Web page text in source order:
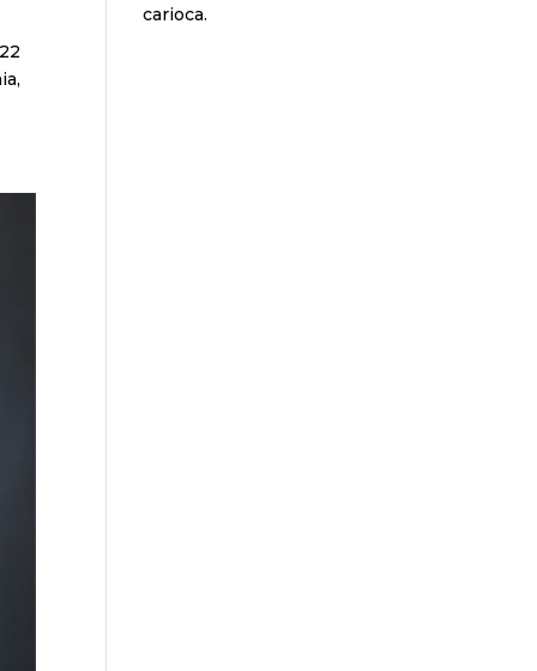
carioca.